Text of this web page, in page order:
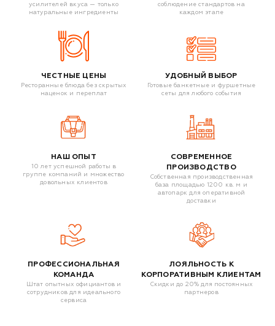
усилителей вкуса — только
натуральные ингредиенты
соблюдение стандартов на
каждом этапе
ЧЕСТНЫЕ ЦЕНЫ
Ресторанные блюда без скрытых
наценок и переплат
УДОБНЫЙ ВЫБОР
Готовые банкетные и фуршетные
сеты для любого события
НАШ ОПЫТ
10 лет успешной работы в
группе компаний и множество
довольных клиентов
СОВРЕМЕННОЕ
ПРОИЗВОДСТВО
Собственная производственная
база площадью 1200 кв. м и
автопарк для оперативной
доставки
ПРОФЕССИОНАЛЬНАЯ
КОМАНДА
Штат опытных официантов и
сотрудников для идеального
сервиса
ЛОЯЛЬНОСТЬ К
КОРПОРАТИВНЫМ КЛИЕНТАМ
Скидки до 20% для постоянных
партнеров